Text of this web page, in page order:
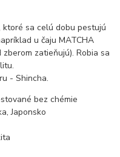
ktoré sa celú dobu pestujú
u čaju MATCHA
zatieňujú). Robia sa
- Shincha.
bez chémie
Japonsko